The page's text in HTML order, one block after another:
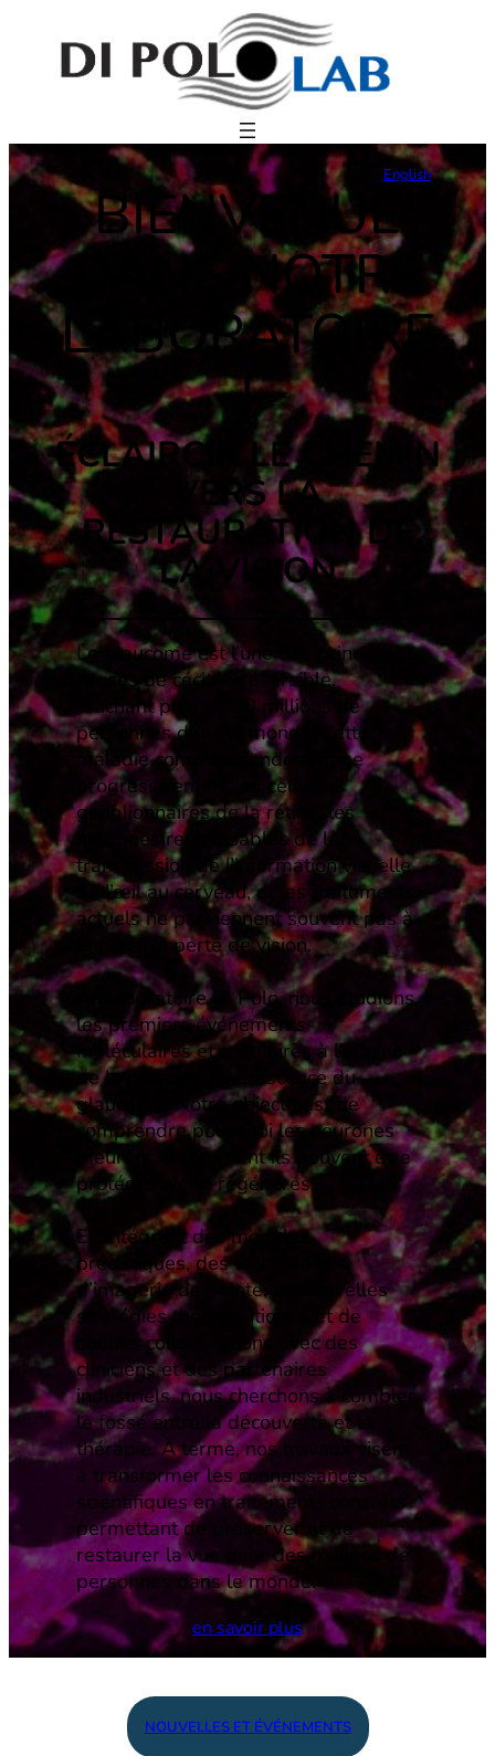
English
BIENVENUE
DANS NOTRE
LABORATOIRE
!
ÉCLAIRCIR LE CHEMIN
VERS LA
RESTAURATION DE
LA VISION
Le glaucome est l’une des principales
causes de cécité irréversible,
touchant plus de 80 millions de
personnes dans le monde. Cette
maladie complexe endommage
progressivement les cellules
ganglionnaires de la rétine, les
neurones responsables de la
transmission de l’information visuelle
de l’œil au cerveau, et les traitements
actuels ne parviennent souvent pas à
enrayer la perte de vision.
Au laboratoire Di Polo, nous étudions
les premiers événements
moléculaires et cellulaires à l’origine
de la neurodégénérescence du
glaucome. Notre objectif est de
comprendre pourquoi les neurones
meurent et comment ils peuvent être
protégés, voire régénérés.
En intégrant des modèles
précliniques, des technologies
d’imagerie de pointe, de nouvelles
stratégies thérapeutiques et de
solides collaborations avec des
cliniciens et des partenaires
industriels, nous cherchons à combler
le fossé entre la découverte et la
thérapie. À terme, nos travaux visent
à transformer les connaissances
scientifiques en traitements concrets
permettant de préserver et de
restaurer la vue pour des millions de
personnes dans le monde.
en savoir plus
NOUVELLES ET ÉVÉNEMENTS